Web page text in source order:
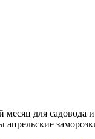
для садовода